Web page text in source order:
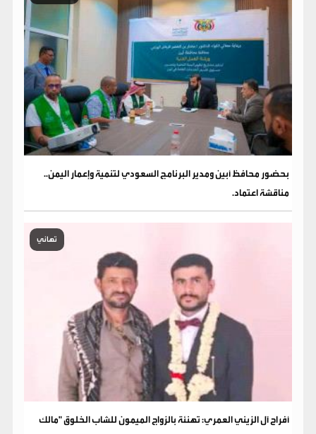
بحضور محافظ أبين ومدير البرنامج السعودي لتنمية وإعمار اليمن..
مناقشة اعتماد.
تهاني
​أفراح آل الزيني العمري: تهنئة بالزواج الميمون للشاب الخلوق "مالك